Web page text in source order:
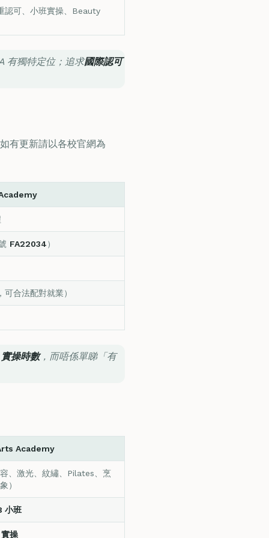
認可、小班實操、Beauty
有獨特定位；追求國際認可
有更新請以各校官網為
FA22034）
可合法配對就業）
操時數，而唔係單睇「有
Academy
、激光、紋繡、Pilates、烹
）
小班
操